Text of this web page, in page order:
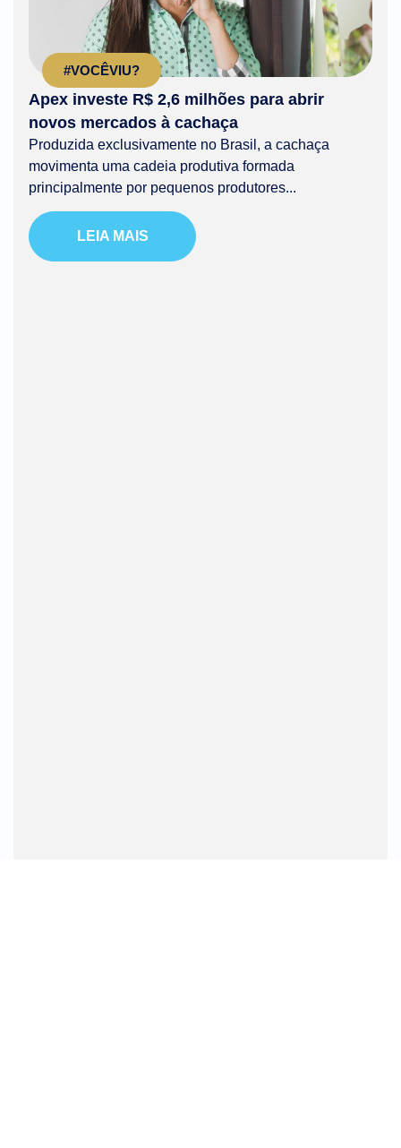
#VOCÊVIU?
Apex investe R$ 2,6 milhões para abrir
novos mercados à cachaça
Produzida exclusivamente no Brasil, a cachaça
movimenta uma cadeia produtiva formada
principalmente por pequenos produtores...
LEIA MAIS